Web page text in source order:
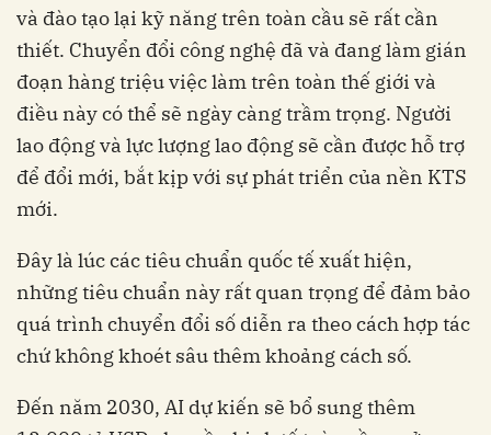
và đào tạo lại kỹ năng trên toàn cầu sẽ rất cần
thiết. Chuyển đổi công nghệ đã và đang làm gián
đoạn hàng triệu việc làm trên toàn thế giới và
điều này có thể sẽ ngày càng trầm trọng. Người
lao động và lực lượng lao động sẽ cần được hỗ trợ
để đổi mới, bắt kịp với sự phát triển của nền KTS
mới.
Đây là lúc các tiêu chuẩn quốc tế xuất hiện,
những tiêu chuẩn này rất quan trọng để đảm bảo
quá trình chuyển đổi số diễn ra theo cách hợp tác
chứ không khoét sâu thêm khoảng cách số.
Đến năm 2030, AI dự kiến ​​sẽ bổ sung thêm